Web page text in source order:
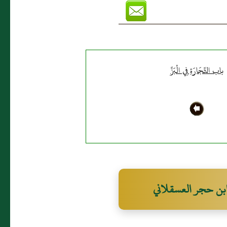
باب التِّجَارَةِ فِي الْبَزِّ
حجر العسقلاني